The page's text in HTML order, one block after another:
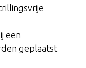
een
geplaatst